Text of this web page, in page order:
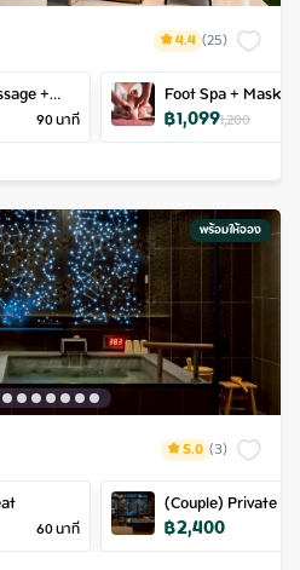
4.4 (25)
+
90นาที
Foot Spa + Mask
Massage + Neck,
Head Massage
฿1,0991,200
พร้อมให้จอง
5.0 (3)
60นาที
(Couple) Private
฿2,400